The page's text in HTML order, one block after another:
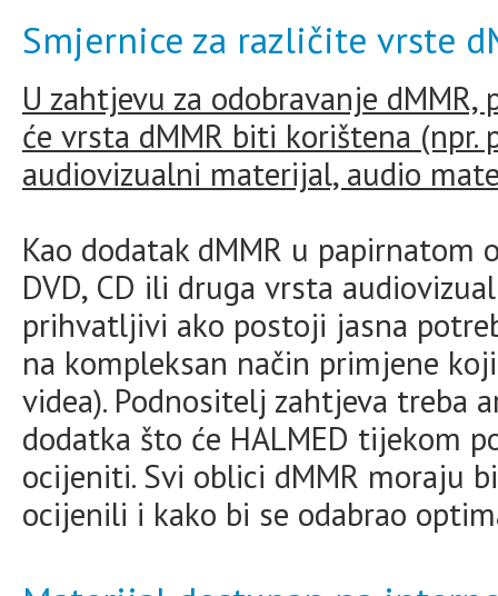
Smjernice za različite vrste
U zahtjevu za odobravanje
će vrsta dMMR biti korištena (npr.
audiovizualni materijal, audio
Kao dodatak dMMR u
DVD, CD ili druga vrsta
prihvatljivi ako postoji jasna
na kompleksan način primjene
videa). Podnositelj zahtjeva treba
dodatka što će HALMED tijekom
ocijeniti. Svi oblici dMMR moraju
ocijenili i kako bi se odabrao